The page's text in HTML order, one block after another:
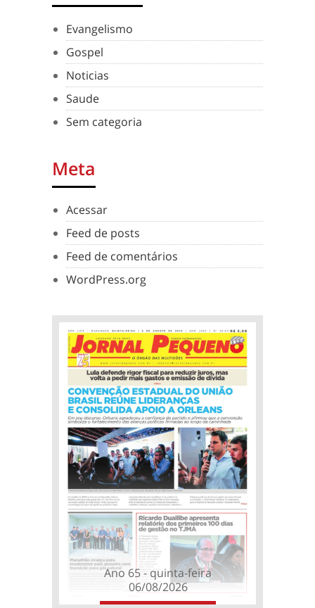
Evangelismo
Gospel
Noticias
Saude
Sem categoria
Meta
Acessar
Feed de posts
Feed de comentários
WordPress.org
Ano 65 - quinta-feira
06/08/2026